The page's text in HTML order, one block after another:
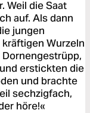
Weil die Saat
auf. Als dann
jungen
Wurzeln
erstickten die
und brachte
sechzigfach,
höre!«